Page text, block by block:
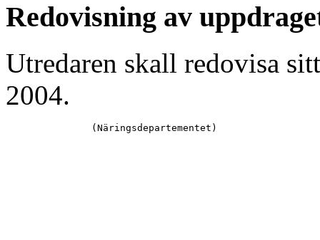
Redovisning av
Utredaren skall redovisa
2004.